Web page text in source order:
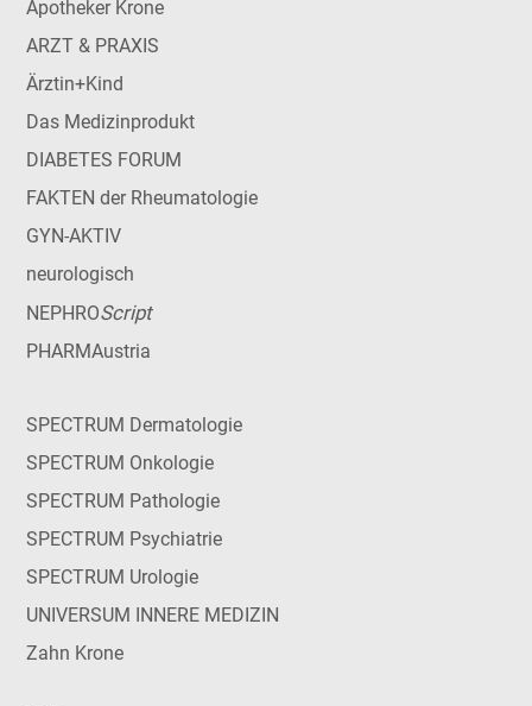
Apotheker Krone
ARZT & PRAXIS
Ärztin+Kind
Das Medizinprodukt
DIABETES FORUM
FAKTEN der Rheumatologie
GYN-AKTIV
neurologisch
NEPHROScript
PHARMAustria
SPECTRUM Dermatologie
SPECTRUM Onkologie
SPECTRUM Pathologie
SPECTRUM Psychiatrie
SPECTRUM Urologie
UNIVERSUM INNERE MEDIZIN
Zahn Krone